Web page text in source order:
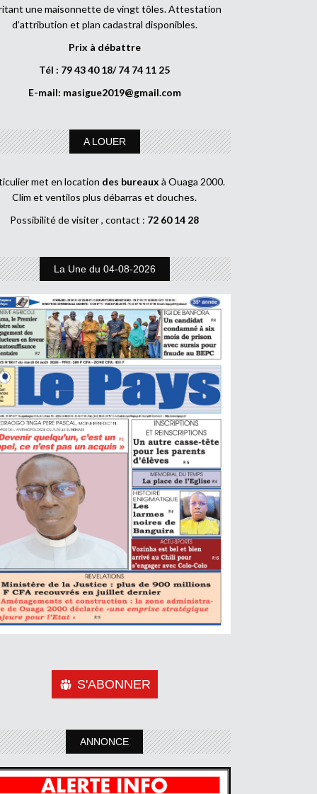
une maisonnette de vingt tôles. Attestation
d’attribution et plan cadastral disponibles.
Prix à débattre
Tél : 79 43 40 18/ 74 74 11 25
E-mail: masigue2019@gmail.com
A LOUER
met en location des bureaux à Ouaga 2000.
Clim et ventilos plus débarras et douches.
Possibilité de visiter , contact : 72 60 14 28
La Une du 04-08-2026
S'ABONNER
ANNONCE